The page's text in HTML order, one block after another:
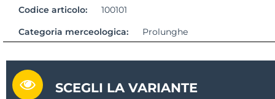
Codice articolo:
100101
Categoria merceologica:
Prolunghe
SCEGLI LA VARIANTE